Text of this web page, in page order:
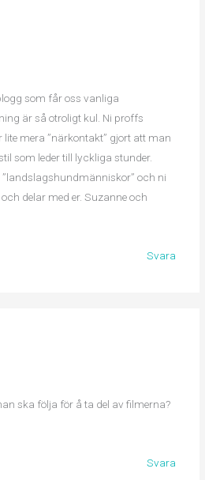
som får oss vanliga
är så otroligt kul. Ni proffs
mera ”närkontakt” gjort att man
som leder till lyckliga stunder.
och ni
delar med er. Suzanne och
Svara
ska följa för å ta del av filmerna?
Svara